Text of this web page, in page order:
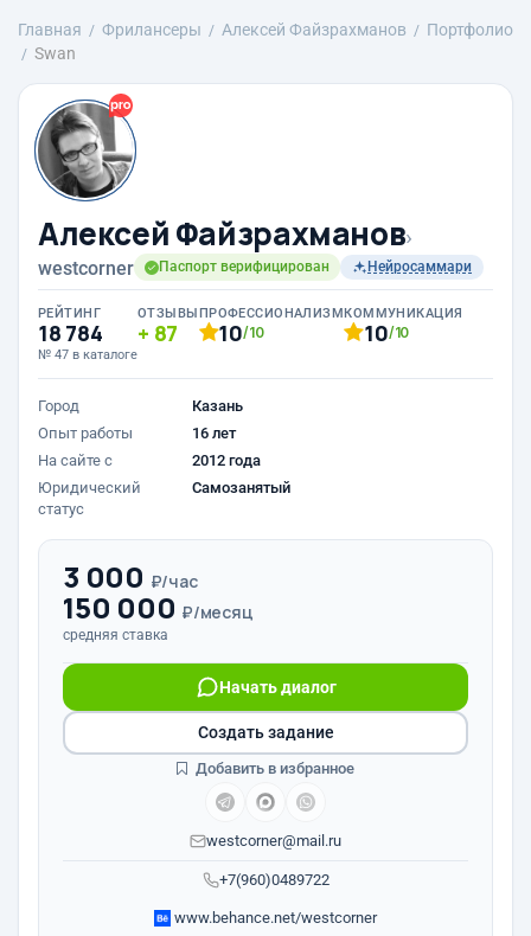
Главная Фрилансеры Алексей Файзрахманов
Портфолио
Swan
Алексей Файзрахманов›
westcorner Паспорт верифицирован Нейросаммари
РЕЙТИНГ
18 784
№ 47 в каталоге
ОТЗЫВЫ
87
ПРОФЕССИОНАЛИЗМ
10/10
КОММУНИКАЦИЯ
10/10
Город
Казань
Опыт работы
16 лет
На сайте с
2012 года
Юридический
статус
Самозанятый
3 000 ₽/час
150 000 ₽/месяц
средняя ставка
+7(960)0489722
Начать диалог
westcorner@mail.ru
www.behance.net/westcorner
Создать задание
Добавить в избранное